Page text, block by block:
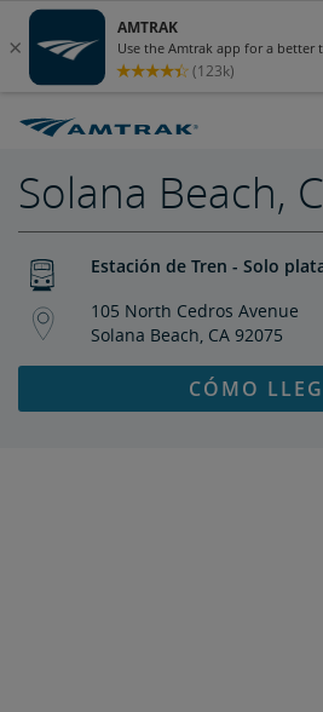
Solana Beach,
Estación de Tren - Solo
105 North Cedros Avenue
Solana Beach, CA 92075
CÓMO